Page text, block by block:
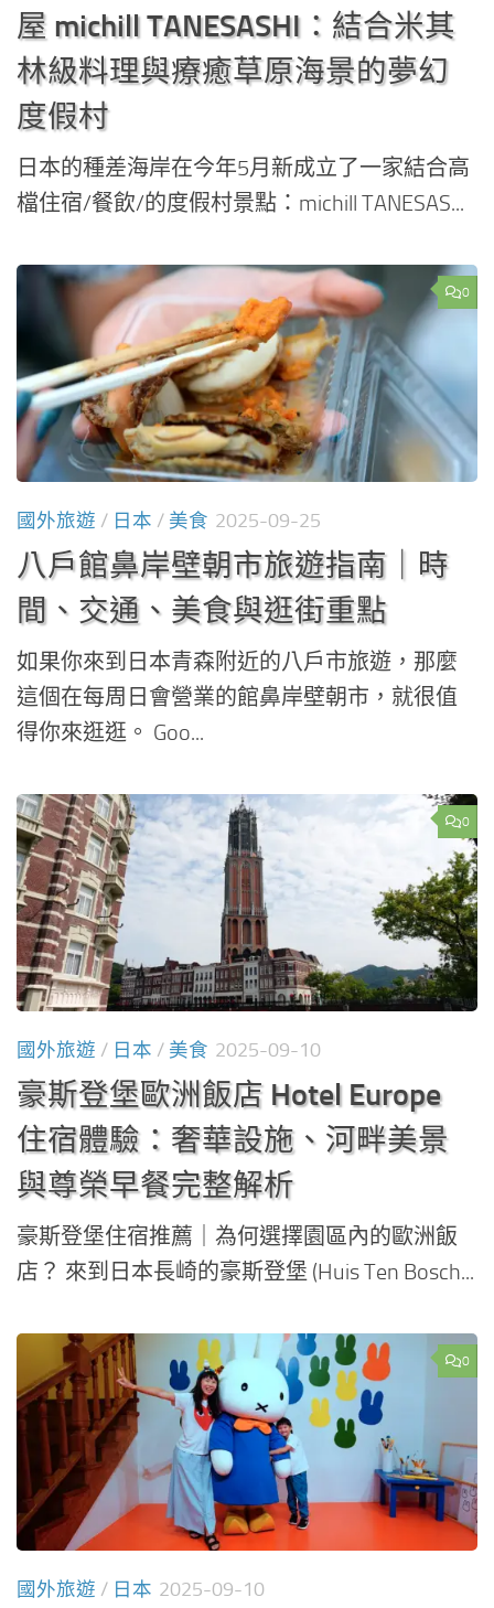
屋 michill TANESASHI：結合米其
林級料理與療癒草原海景的夢幻
度假村
日本的種差海岸在今年5月新成立了一家結合高
檔住宿/餐飲/的度假村景點：michill TANESAS...
0
國外旅遊 / 日本 / 美食 2025-09-25
八戶館鼻岸壁朝市旅遊指南｜時
間、交通、美食與逛街重點
如果你來到日本青森附近的八戶市旅遊，那麼
這個在每周日會營業的館鼻岸壁朝市，就很值
得你來逛逛。 Goo...
0
國外旅遊 / 日本 / 美食 2025-09-10
豪斯登堡歐洲飯店 Hotel Europe
住宿體驗：奢華設施、河畔美景
與尊榮早餐完整解析
豪斯登堡住宿推薦｜為何選擇園區內的歐洲飯
店？ 來到日本長崎的豪斯登堡 (Huis Ten Bosch...
0
國外旅遊 / 日本 2025-09-10